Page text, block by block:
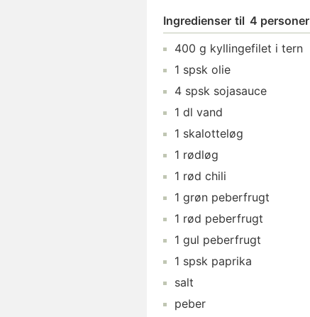
Ingredienser til 4 personer
400 g kyllingefilet i tern
1 spsk olie
4 spsk sojasauce
1 dl vand
1 skalotteløg
1 rødløg
1 rød chili
1 grøn peberfrugt
1 rød peberfrugt
1 gul peberfrugt
1 spsk paprika
salt
peber